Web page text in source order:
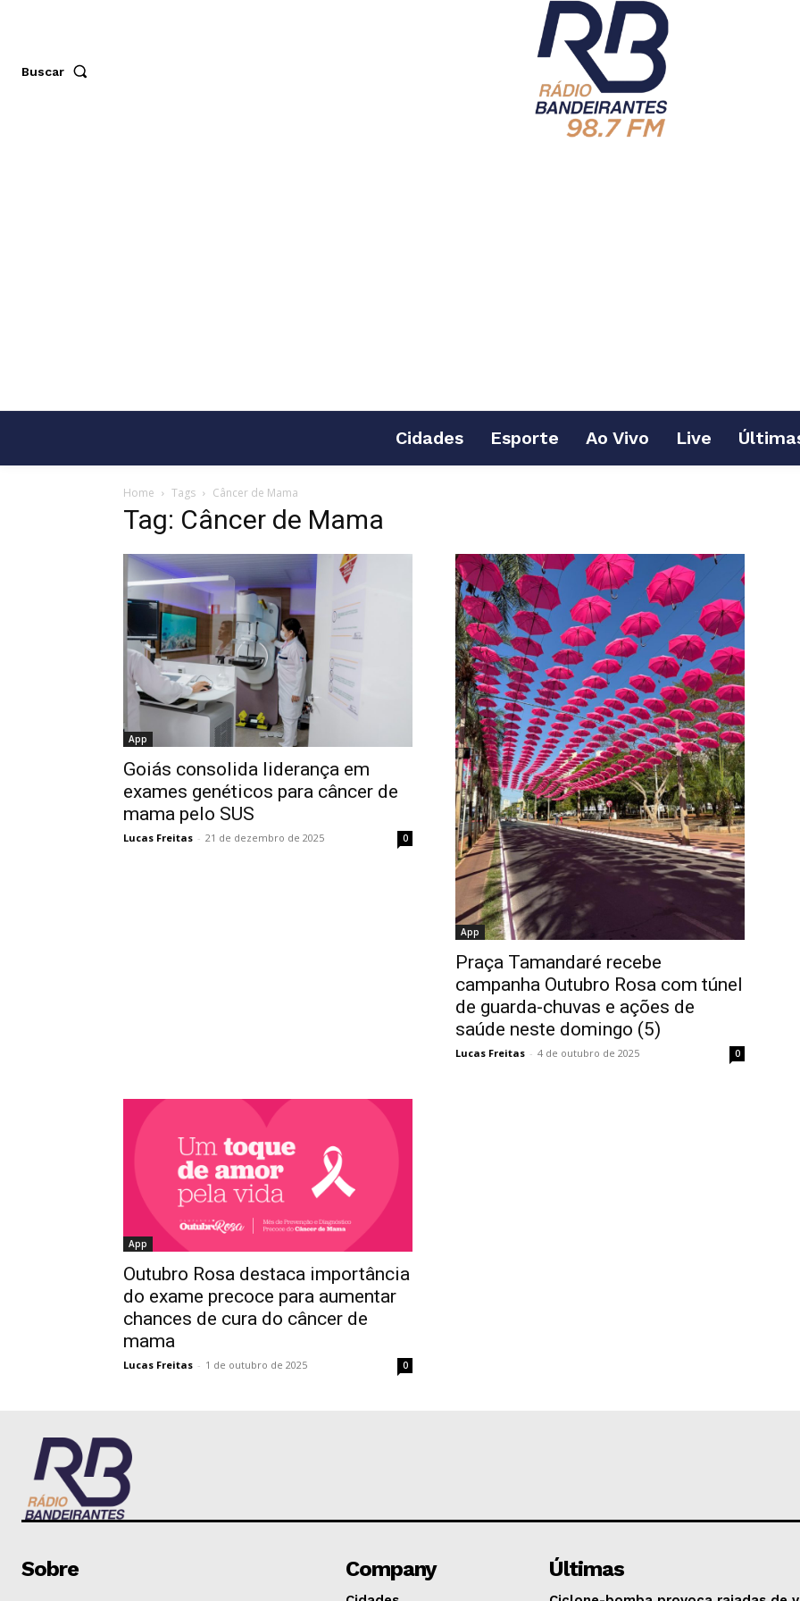
Buscar
Cidades Esporte Ao Vivo Live
Home Tags Câncer de Mama
Tag: Câncer de Mama
App
Goiás consolida liderança em
exames genéticos para câncer de
mama pelo SUS
Lucas Freitas - 21 de dezembro de 2025 0
App
Praça Tamandaré recebe
campanha Outubro Rosa com túnel
de guarda-chuvas e ações de
saúde neste domingo (5)
Lucas Freitas - 4 de outubro de 2025 0
App
Outubro Rosa destaca importância
do exame precoce para aumentar
chances de cura do câncer de
mama
Lucas Freitas - 1 de outubro de 2025 0
Sobre Company Últimas